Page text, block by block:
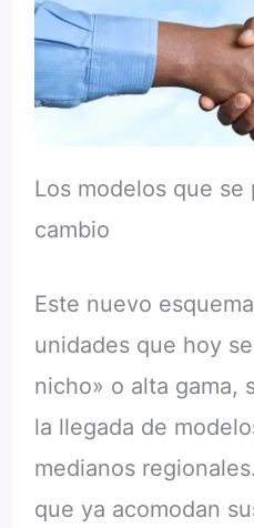
Los modelos que se
cambio
Este nuevo
unidades que hoy
nicho» o alta gama,
la llegada de
medianos
que ya acomodan